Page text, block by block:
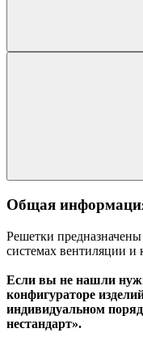
Общая
Решетки
системах вентиляции и
Если вы не нашли
конфигураторе
индивидуальном
нестандарт».